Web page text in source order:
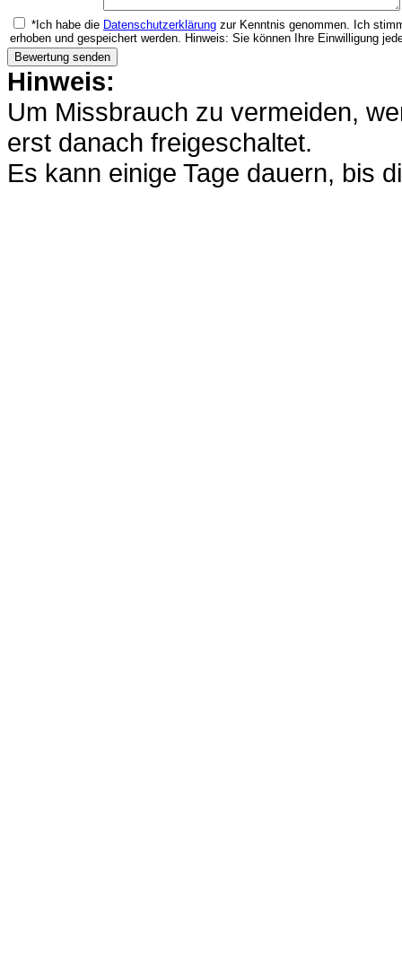
*Ich habe die Datenschutzerklärung zur Kenntnis genommen. Ich
erhoben und gespeichert werden. Hinweis: Sie können Ihre Einwilligung
Hinweis:
Um Missbrauch zu vermeiden,
erst danach freigeschaltet.
Es kann einige Tage dauern, bis